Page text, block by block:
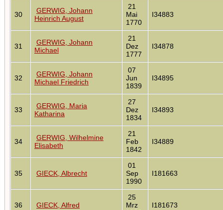
30
GERWIG, Johann
Heinrich August
21
Mai
1770
I34883
31
GERWIG, Johann
Michael
21
Dez
1777
I34878
32
GERWIG, Johann
Michael Friedrich
07
Jun
1839
I34895
33
GERWIG, Maria
Katharina
27
Dez
1834
I34893
34
GERWIG, Wilhelmine
Elisabeth
21
Feb
1842
I34889
35 GIECK, Albrecht
01
Sep
1990
I181663
36 GIECK, Alfred
25
Mrz
I181673